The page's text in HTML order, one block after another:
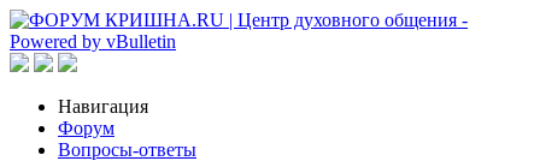
Навигация
Форум
Вопросы-ответы